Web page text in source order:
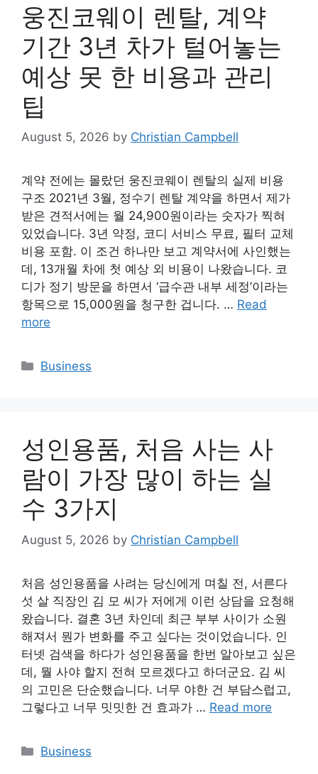
웅진코웨이 렌탈, 계약
기간 3년 차가 털어놓는
예상 못 한 비용과 관리
팁
August 5, 2026 by Christian Campbell
계약 전에는 몰랐던 웅진코웨이 렌탈의 실제 비용
구조 2021년 3월, 정수기 렌탈 계약을 하면서 제가
받은 견적서에는 월 24,900원이라는 숫자가 찍혀
있었습니다. 3년 약정, 코디 서비스 무료, 필터 교체
비용 포함. 이 조건 하나만 보고 계약서에 사인했는
데, 13개월 차에 첫 예상 외 비용이 나왔습니다. 코
디가 정기 방문을 하면서 ‘급수관 내부 세정’이라는
항목으로 15,000원을 청구한 겁니다. … Read
more
Categories
Business
성인용품, 처음 사는 사
람이 가장 많이 하는 실
수 3가지
August 5, 2026 by Christian Campbell
처음 성인용품을 사려는 당신에게 며칠 전, 서른다
섯 살 직장인 김 모 씨가 저에게 이런 상담을 요청해
왔습니다. 결혼 3년 차인데 최근 부부 사이가 소원
해져서 뭔가 변화를 주고 싶다는 것이었습니다. 인
터넷 검색을 하다가 성인용품을 한번 알아보고 싶은
데, 뭘 사야 할지 전혀 모르겠다고 하더군요. 김 씨
의 고민은 단순했습니다. 너무 야한 건 부담스럽고,
그렇다고 너무 밋밋한 건 효과가 … Read more
Categories
Business